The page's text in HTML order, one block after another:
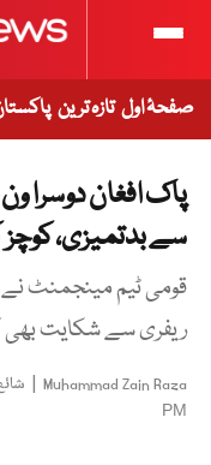
صفحۂ اول تازہ ترین
پاک افغان دوسرا ون
سے بدتمیزی،
قومی ٹیم مینجمنٹ
ریفری سے شکایت بھی
Muhammad Zain Raza
|
PM